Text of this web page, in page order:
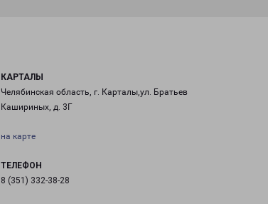
КАРТАЛЫ
Челябинская область, г. Карталы,ул. Братьев
Кашириных, д. 3Г
на карте
ТЕЛЕФОН
8 (351) 332-38-28